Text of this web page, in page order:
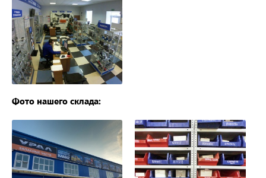
Фото нашего склада: